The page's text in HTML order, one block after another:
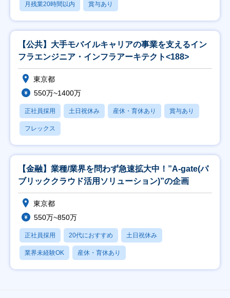
月残業20時間以内 賞与あり
【公共】大手モバイルキャリアの事業を支えるイン
フラエンジニア・インフラアーキテクト<188>
東京都
550万~1400万
正社員採用 土日祝休み 産休・育休あり 賞与あり
フレックス
【金融】業種/業界を問わず急速拡大中！”A-gate(パ
ブリッククラウド活用ソリューション)”の企画
東京都
550万~850万
正社員採用 20代におすすめ 土日祝休み
業界未経験OK 産休・育休あり